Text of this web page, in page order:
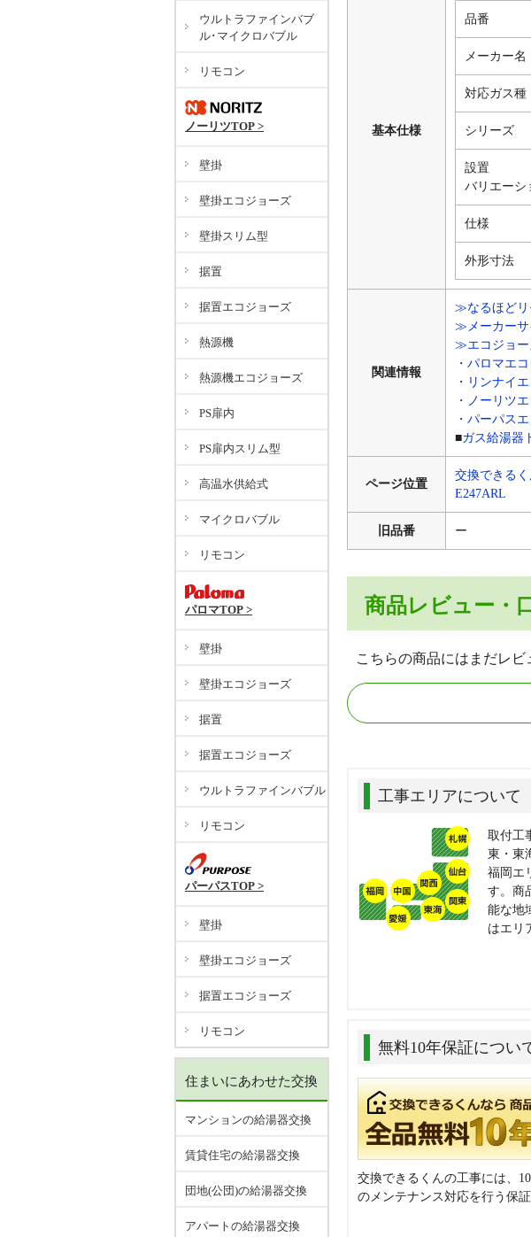
基本仕様
品番
メーカー名
対応ガス種
シリーズ
設置
バリエーシ
仕様
外形寸法
関連情報
≫なるほどリ
≫メーカーサ
≫エコジョー
・パロマエ
・リンナイ
・ノーリツ
・パーパス
■ガス給湯器
ページ位置
交換できるく
E247ARL
旧品番 ー
商品レビュー・
こちらの商品にはまだレビ
工事エリアについて
取付工
東・東
福岡エ
す。商
能な地
はエリ
無料10年保証につい
交換できるくんの工事には、
のメンテナンス対応を行う保
ウルトラファインバブ
ル･マイクロバブル
リモコン
ノーリツTOP >
壁掛
壁掛エコジョーズ
壁掛スリム型
据置
据置エコジョーズ
熱源機
熱源機エコジョーズ
PS扉内
PS扉内スリム型
高温水供給式
マイクロバブル
リモコン
パロマTOP >
壁掛
壁掛エコジョーズ
据置
据置エコジョーズ
ウルトラファインバブル
リモコン
パーパスTOP >
壁掛
壁掛エコジョーズ
据置エコジョーズ
リモコン
住まいにあわせた交換
マンションの給湯器交換
賃貸住宅の給湯器交換
団地(公団)の給湯器交換
アパートの給湯器交換